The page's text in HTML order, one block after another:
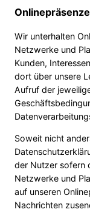
Wir unterhalten
Netzwerke und
Kunden,
dort über unsere
Aufruf der
Soweit nicht
der Nutzer sofern
Netzwerke und
auf unseren
Nachrichten